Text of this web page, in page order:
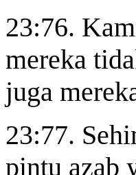
23:76.
mereka
juga
23:77.
pintu azab